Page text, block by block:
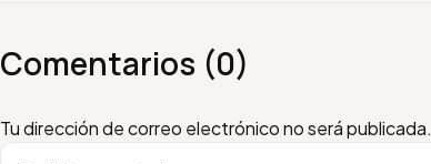
Comentarios (0)
Tu dirección de correo electrónico no será publicada.
Escribí tu comentario
Nombre
Email